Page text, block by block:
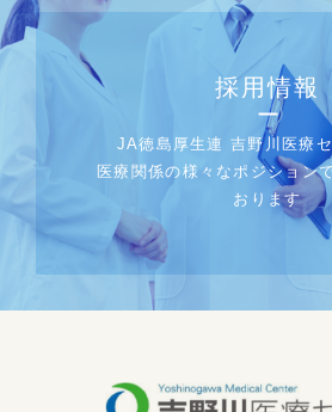
採用情報
JA徳島厚生連 吉野川医療
医療関係の様々なポジション
おります